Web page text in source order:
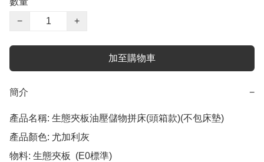
−
+
加至購物車
簡介 −
產品名稱: 生態夾板油壓儲物拼床(頭箱款)(不包床墊)
產品顏色: 尤加利灰
物料: 生態夾板  (E0標準)